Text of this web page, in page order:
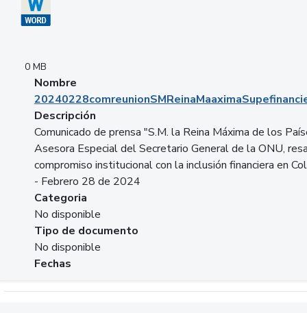
0 MB
Nombre
Descripción
Comunicado de prensa "S.M. la Reina Máxima de los
Asesora Especial del Secretario General de la ONU,
compromiso institucional con la inclusión financiera en
- Febrero 28 de 2024
Categoria
No disponible
Tipo de documento
No disponible
Fechas